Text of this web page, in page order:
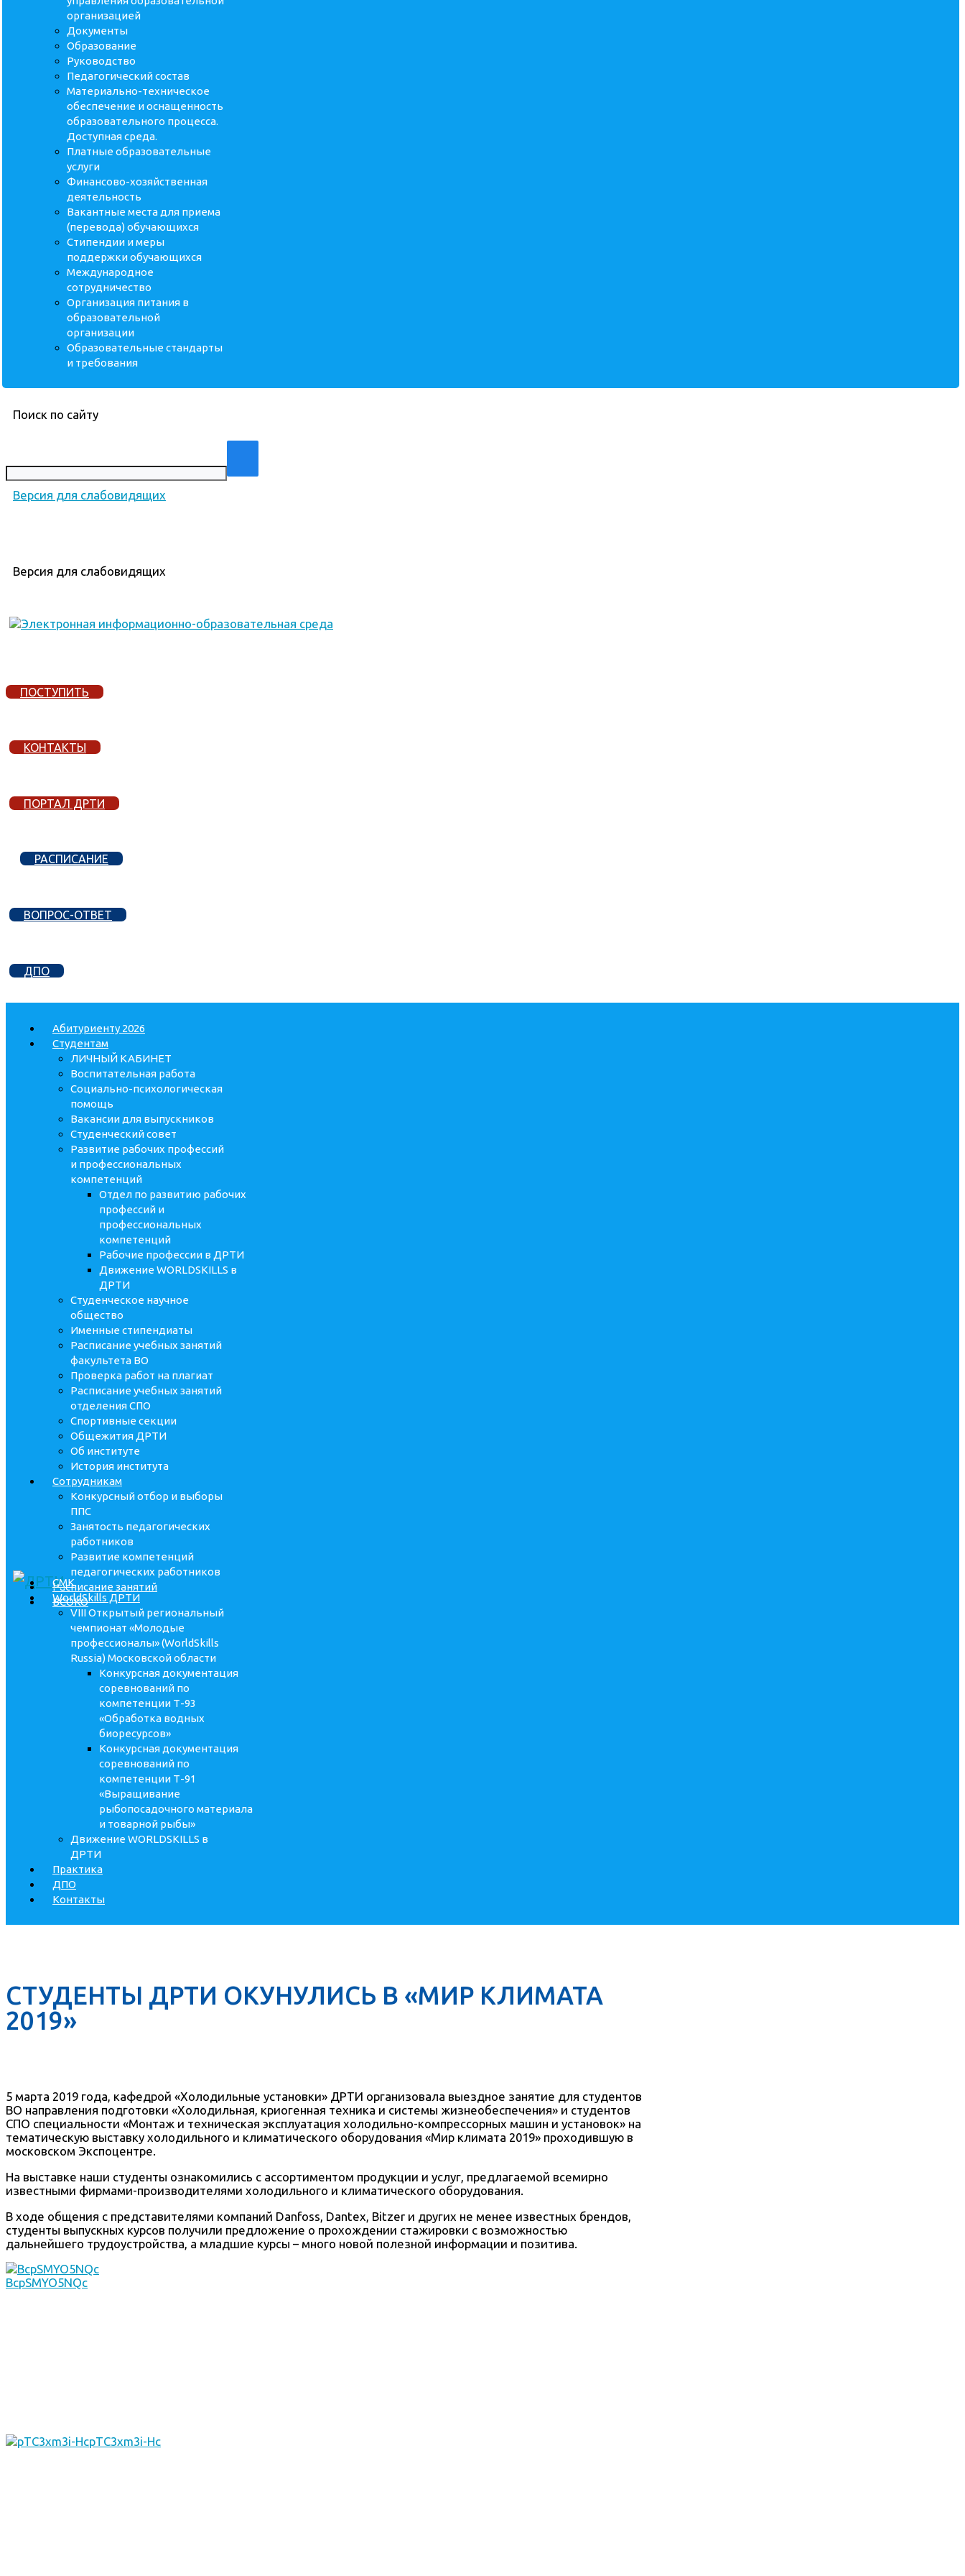
организацией
Документы
Образование
Руководство
Педагогический состав
Материально-техническое
обеспечение и оснащенность
образовательного процесса.
Доступная среда.
Платные образовательные
услуги
Финансово-хозяйственная
деятельность
Вакантные места для приема
(перевода) обучающихся
Стипендии и меры
поддержки обучающихся
Международное
сотрудничество
Организация питания в
образовательной
организации
Образовательные стандарты
и требования
Поиск по сайту
Версия для слабовидящих
Версия для слабовидящих
ПОСТУПИТЬ
КОНТАКТЫ
ПОРТАЛ ДРТИ
РАСПИСАНИЕ
ВОПРОС-ОТВЕТ
ДПО
Абитуриенту 2026
Студентам
ЛИЧНЫЙ КАБИНЕТ
Воспитательная работа
Социально-психологическая
помощь
Вакансии для выпускников
Студенческий совет
Развитие рабочих профессий
и профессиональных
компетенций
Отдел по развитию рабочих
профессий и
профессиональных
компетенций
Рабочие профессии в ДРТИ
Движение WORLDSKILLS в
ДРТИ
Студенческое научное
общество
Именные стипендиаты
Расписание учебных занятий
факультета ВО
Проверка работ на плагиат
Расписание учебных занятий
отделения СПО
Спортивные секции
Общежития ДРТИ
Об институте
История института
Сотрудникам
Конкурсный отбор и выборы
ППС
Занятость педагогических
работников
Развитие компетенций
педагогических работников
Расписание занятий
ВСОКО
СМК
WorldSkills ДРТИ
VIII Открытый региональный
чемпионат «Молодые
профессионалы» (WorldSkills
Russia) Московской области
Конкурсная документация
соревнований по
компетенции Т-93
«Обработка водных
биоресурсов»
Конкурсная документация
соревнований по
компетенции Т-91
«Выращивание
рыбопосадочного материала
и товарной рыбы»
Движение WORLDSKILLS в
ДРТИ
Практика
ДПО
Контакты
СТУДЕНТЫ ДРТИ ОКУНУЛИСЬ В «МИР КЛИМАТА
2019»
5 марта 2019 года, кафедрой «Холодильные установки» ДРТИ организовала выездное занятие для студентов
ВО направления подготовки «Холодильная, криогенная техника и системы жизнеобеспечения» и студентов
СПО специальности «Монтаж и техническая эксплуатация холодильно-компрессорных машин и установок» на
тематическую выставку холодильного и климатического оборудования «Мир климата 2019» проходившую в
московском Экспоцентре.
На выставке наши студенты ознакомились с ассортиментом продукции и услуг, предлагаемой всемирно
известными фирмами-производителями холодильного и климатического оборудования.
В ходе общения с представителями компаний Danfoss, Dantex, Bitzer и других не менее известных брендов,
студенты выпускных курсов получили предложение о прохождении стажировки с возможностью
дальнейшего трудоустройства, а младшие курсы – много новой полезной информации и позитива.
BcpSMYO5NQc
pTC3xm3i-Hc